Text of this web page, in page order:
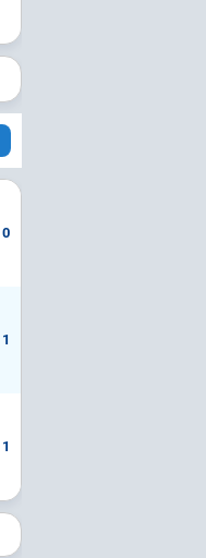
0
1
1